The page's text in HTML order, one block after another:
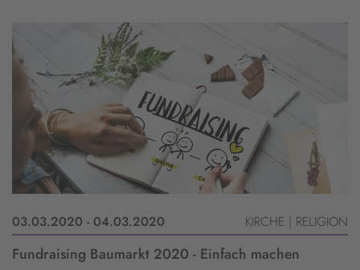
03.03.2020 - 04.03.2020 KIRCHE | RELIGION
Fundraising Baumarkt 2020 - Einfach machen